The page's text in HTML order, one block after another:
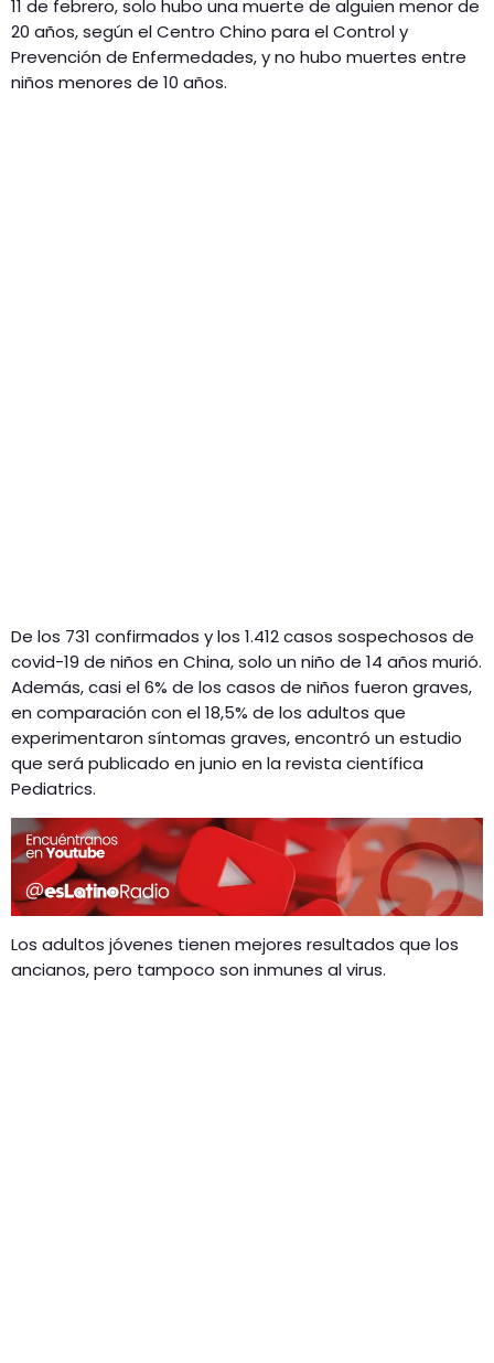
11 de febrero, solo hubo una muerte de alguien menor de
20 años, según el Centro Chino para el Control y
Prevención de Enfermedades, y no hubo muertes entre
niños menores de 10 años.
De los 731 confirmados y los 1.412 casos sospechosos de
covid-19 de niños en China, solo un niño de 14 años murió.
Además, casi el 6% de los casos de niños fueron graves,
en comparación con el 18,5% de los adultos que
experimentaron síntomas graves, encontró un estudio
que será publicado en junio en la revista científica
Pediatrics.
Los adultos jóvenes tienen mejores resultados que los
ancianos, pero tampoco son inmunes al virus.